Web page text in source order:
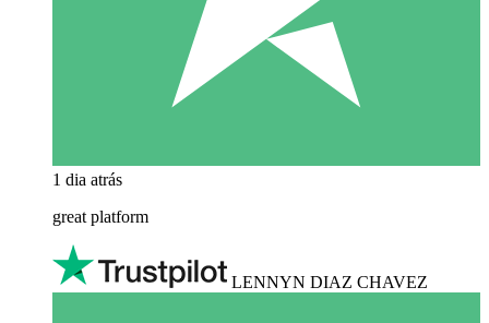
1 dia atrás
great platform
LENNYN DIAZ CHAVEZ